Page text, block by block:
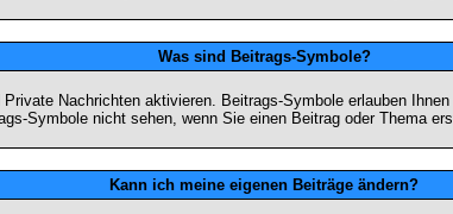
Was sind Beitrags-Symbole?
Nachrichten aktivieren. Beitrags-Symbole erlauben
Symbole nicht sehen, wenn Sie einen Beitrag oder Thema
Kann ich meine eigenen Beiträge ändern?